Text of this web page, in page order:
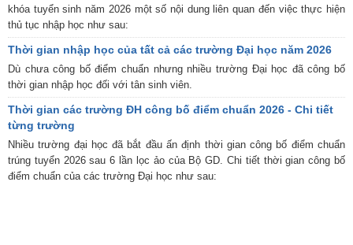
khóa tuyển sinh năm 2026 một số nội dung liên quan đến việc thực hiện
thủ tục nhập học như sau:
Thời gian nhập học của tất cả các trường Đại học năm 2026
Dù chưa công bố điểm chuẩn nhưng nhiều trường Đại học đã công bố
thời gian nhập học đối với tân sinh viên.
Thời gian các trường ĐH công bố điểm chuẩn 2026 - Chi tiết
từng trường
Nhiều trường đại học đã bắt đầu ấn định thời gian công bố điểm chuẩn
trúng tuyển 2026 sau 6 lần lọc ảo của Bộ GD. Chi tiết thời gian công bố
điểm chuẩn của các trường Đại học như sau: